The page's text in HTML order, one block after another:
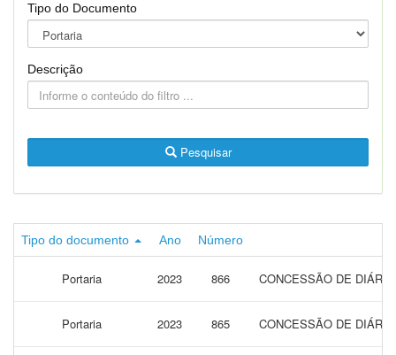
Tipo do Documento
Descrição
Pesquisar
Tipo do documento Ano Número
Portaria 2023 866 CONCESSÃO DE
Portaria 2023 865 CONCESSÃO DE